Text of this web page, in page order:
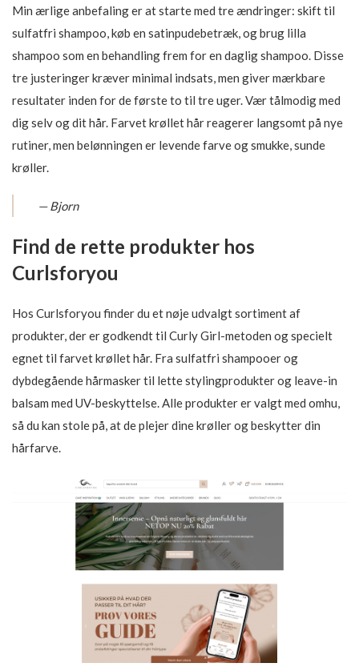
Min ærlige anbefaling er at starte med tre ændringer: skift til
sulfatfri shampoo, køb en satinpudebetræk, og brug lilla
shampoo som en behandling frem for en daglig shampoo. Disse
tre justeringer kræver minimal indsats, men giver mærkbare
resultater inden for de første to til tre uger. Vær tålmodig med
dig selv og dit hår. Farvet krøllet hår reagerer langsomt på nye
rutiner, men belønningen er levende farve og smukke, sunde
krøller.
— Bjorn
Find de rette produkter hos
Curlsforyou
Hos Curlsforyou finder du et nøje udvalgt sortiment af
produkter, der er godkendt til Curly Girl-metoden og specielt
egnet til farvet krøllet hår. Fra sulfatfri shampooer og
dybdegående hårmasker til lette stylingprodukter og leave-in
balsam med UV-beskyttelse. Alle produkter er valgt med omhu,
så du kan stole på, at de plejer dine krøller og beskytter din
hårfarve.